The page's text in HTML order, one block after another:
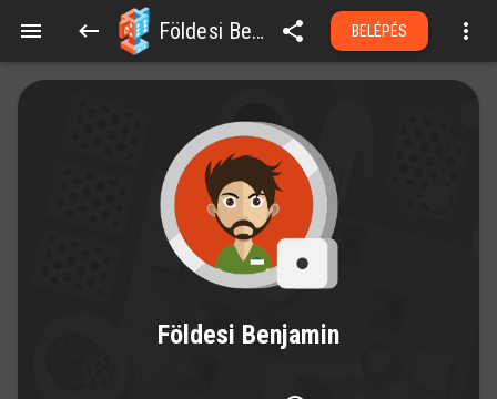
Földesi Benjamin BELÉPÉS
Földesi Benjamin